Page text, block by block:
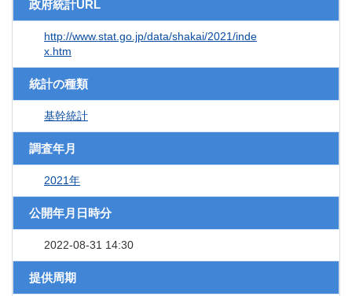
政府統計URL
http://www.stat.go.jp/data/shakai/2021/inde
x.htm
統計の種類
基幹統計
調査年月
2021年
公開年月日時分
2022-08-31 14:30
提供周期